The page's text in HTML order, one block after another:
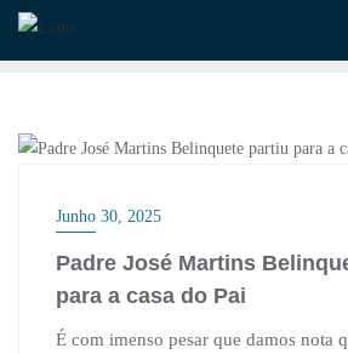
Skip
Junho 30, 2025
Padre José Martins
para a casa do Pai
É com imenso pesar que damos nota